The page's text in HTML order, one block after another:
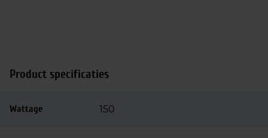
Product specificaties
Wattage 150